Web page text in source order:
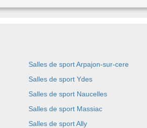
Salles de sport Arpajon-sur-cere
Salles de sport Ydes
Salles de sport Naucelles
Salles de sport Massiac
Salles de sport Ally